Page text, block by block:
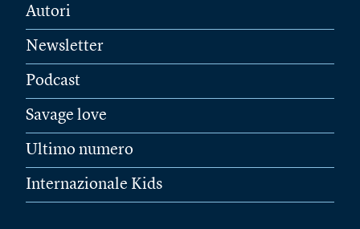
Autori
Newsletter
Podcast
Savage love
Ultimo numero
Internazionale Kids